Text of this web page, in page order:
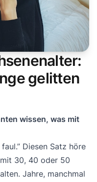
gelitten
wissen, was mit
Diesen Satz höre
30, 40 oder 50
Jahre, manchmal